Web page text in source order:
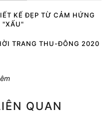
KẾ ĐẸP TỪ CẢM HỨNG
"XẤU"
TRANG THU-ĐÔNG 2020
QUAN